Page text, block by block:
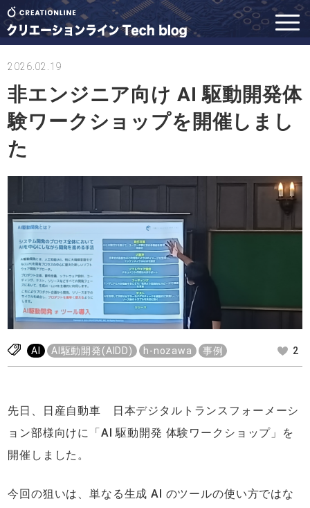
2026.02.19
非エンジニア向け AI 駆動開発体
験ワークショップを開催しまし
た
AI AI駆動開発(AIDD) h-nozawa 事例 2
先日、日産自動車 日本デジタルトランスフォーメーシ
ョン部様向けに「AI 駆動開発 体験ワークショップ」を
開催しました。
今回の狙いは、単なる生成 AI のツールの使い方ではな